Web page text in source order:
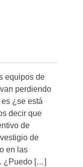
equipos de
perdiendo
¿se está
decir que
de
de
en las
¿Puedo […]